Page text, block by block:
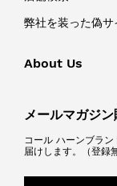
弊社を装った偽
About Us
メールマガジ
コール ハーンブラ
届けします。（登録